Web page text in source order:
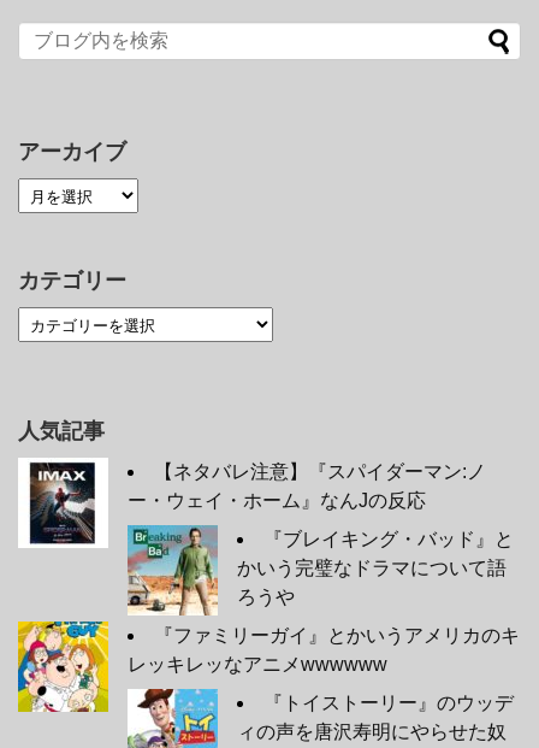
アーカイブ
カテゴリー
人気記事
【ネタバレ注意】『スパイダーマン:ノ
ー・ウェイ・ホーム』なんJの反応
『ブレイキング・バッド』と
かいう完璧なドラマについて語
ろうや
『ファミリーガイ』とかいうアメリカのキ
レッキレッなアニメwwwwww
『トイストーリー』のウッデ
ィの声を唐沢寿明にやらせた奴